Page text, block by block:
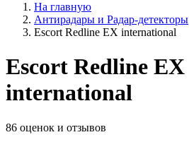
На главную
Антирадары и Радар-детекторы
Escort Redline EX international
Escort Redline EX
international
86 оценок и отзывов